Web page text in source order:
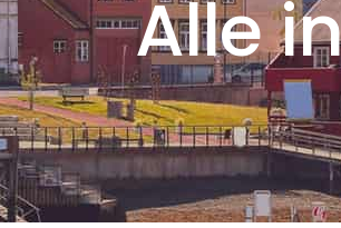
Alle